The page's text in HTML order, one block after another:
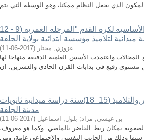
الانتقاء وفق المستوى البدني وأثره في تعليم بعض المهارات الأساسية لكرة القدم "المرحلة العمرية (9 - 12
لتلاميذ مؤسسة ابتدائية بولاية الجلفة
عزوزي, مختار (
2017-06-11
)
واعتمدت الأسس العلمية الدقيقة منهاجا لها
مستوى رفيع في بدايات القرن الحادي والعشرين. ان
...
الآثار النفسية والاجتماعية في العلاقات بين أستاذ ت.ب .ر.والتلاميذ (15_18)سنة دراسة ميدانية ثانويات
مدينة الجلفة
بن عيسى, مراد; بلول, اسماعيل (
2017-06-11
)
بمكان ربط الحاضر بالماضي. وكما هو معروف،